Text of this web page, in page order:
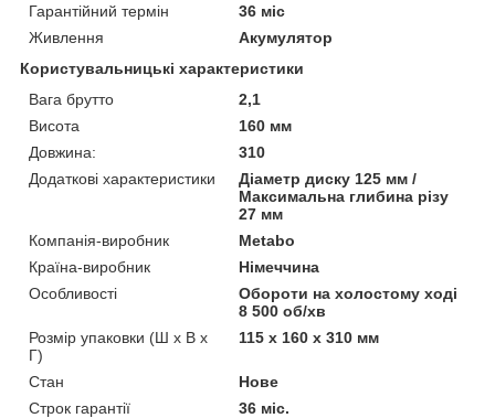
Гарантійний термін
36 міс
Живлення
Акумулятор
Користувальницькі характеристики
Вага брутто
2,1
Висота
160 мм
Довжина:
310
Додаткові характеристики
Діаметр диску 125 мм /
Максимальна глибина різу
27 мм
Компанія-виробник
Metabo
Країна-виробник
Німеччина
Особливості
Обороти на холостому ході
8 500 об/хв
Розмір упаковки (Ш х В х
Г)
115 x 160 x 310 мм
Стан
Нове
Строк гарантії
36 міс.